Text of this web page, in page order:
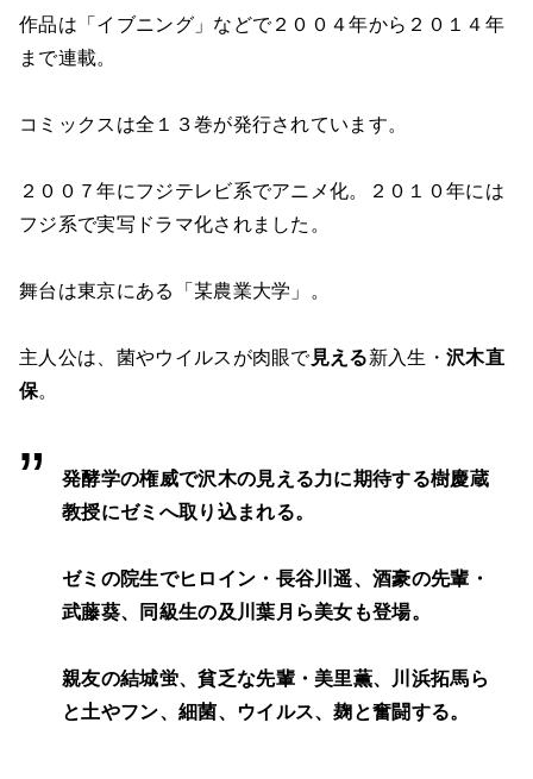
作品は「イブニング」などで２００４年から２０１４年
まで連載。
コミックスは全１３巻が発行されています。
２００７年にフジテレビ系でアニメ化。２０１０年には
フジ系で実写ドラマ化されました。
舞台は東京にある「某農業大学」。
主人公は、菌やウイルスが肉眼で見える新入生・沢木直
保。
発酵学の権威で沢木の見える力に期待する樹慶蔵
教授にゼミへ取り込まれる。
ゼミの院生でヒロイン・長谷川遥、酒豪の先輩・
武藤葵、同級生の及川葉月ら美女も登場。
親友の結城蛍、貧乏な先輩・美里薫、川浜拓馬ら
と土やフン、細菌、ウイルス、麹と奮闘する。